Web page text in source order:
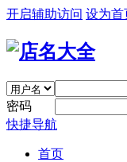
开启辅助访问 设为首
密码
快捷导航
首页